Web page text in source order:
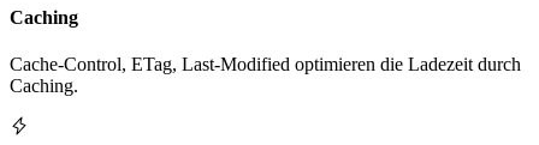
Caching
Cache-Control, ETag, Last-Modified optimieren die Ladezeit durch
Caching.